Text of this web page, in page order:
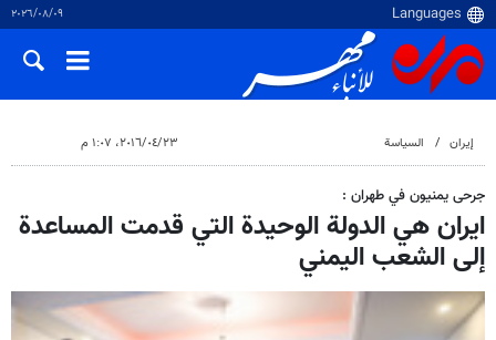
٠٩‏/٠٨‏/٢٠٢٦
إيران السياسة ٢٣‏/٠٤‏/٢٠١٦، ١:٠٧ م
جرحى يمنيون في طهران :
ايران هي الدولة الوحيدة التي قدمت المساعدة
إلى الشعب اليمني